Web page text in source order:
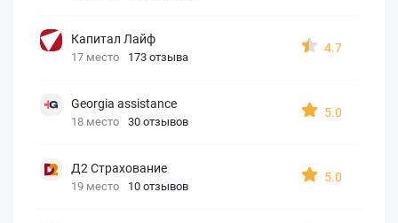
Капитал Лайф
17 место 173 отзыва
4.7
Georgia assistance
18 место 30 отзывов
5.0
Д2 Страхование
19 место 10 отзывов
5.0